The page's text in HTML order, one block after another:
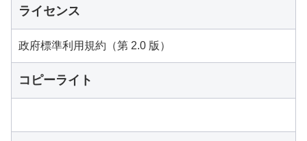
ライセンス
政府標準利用規約（第 2.0 版）
コピーライト